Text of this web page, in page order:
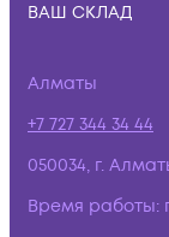
ВАШ СКЛАД
Алматы
+7 727 344 34 44
050034, г.
Время работы: